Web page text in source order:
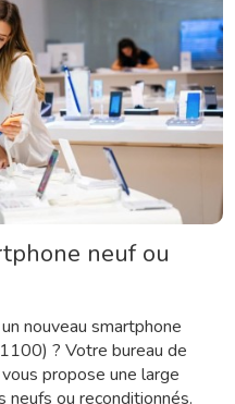
neuf ou
nouveau smartphone
? Votre bureau de
propose une large
neufs ou reconditionnés.